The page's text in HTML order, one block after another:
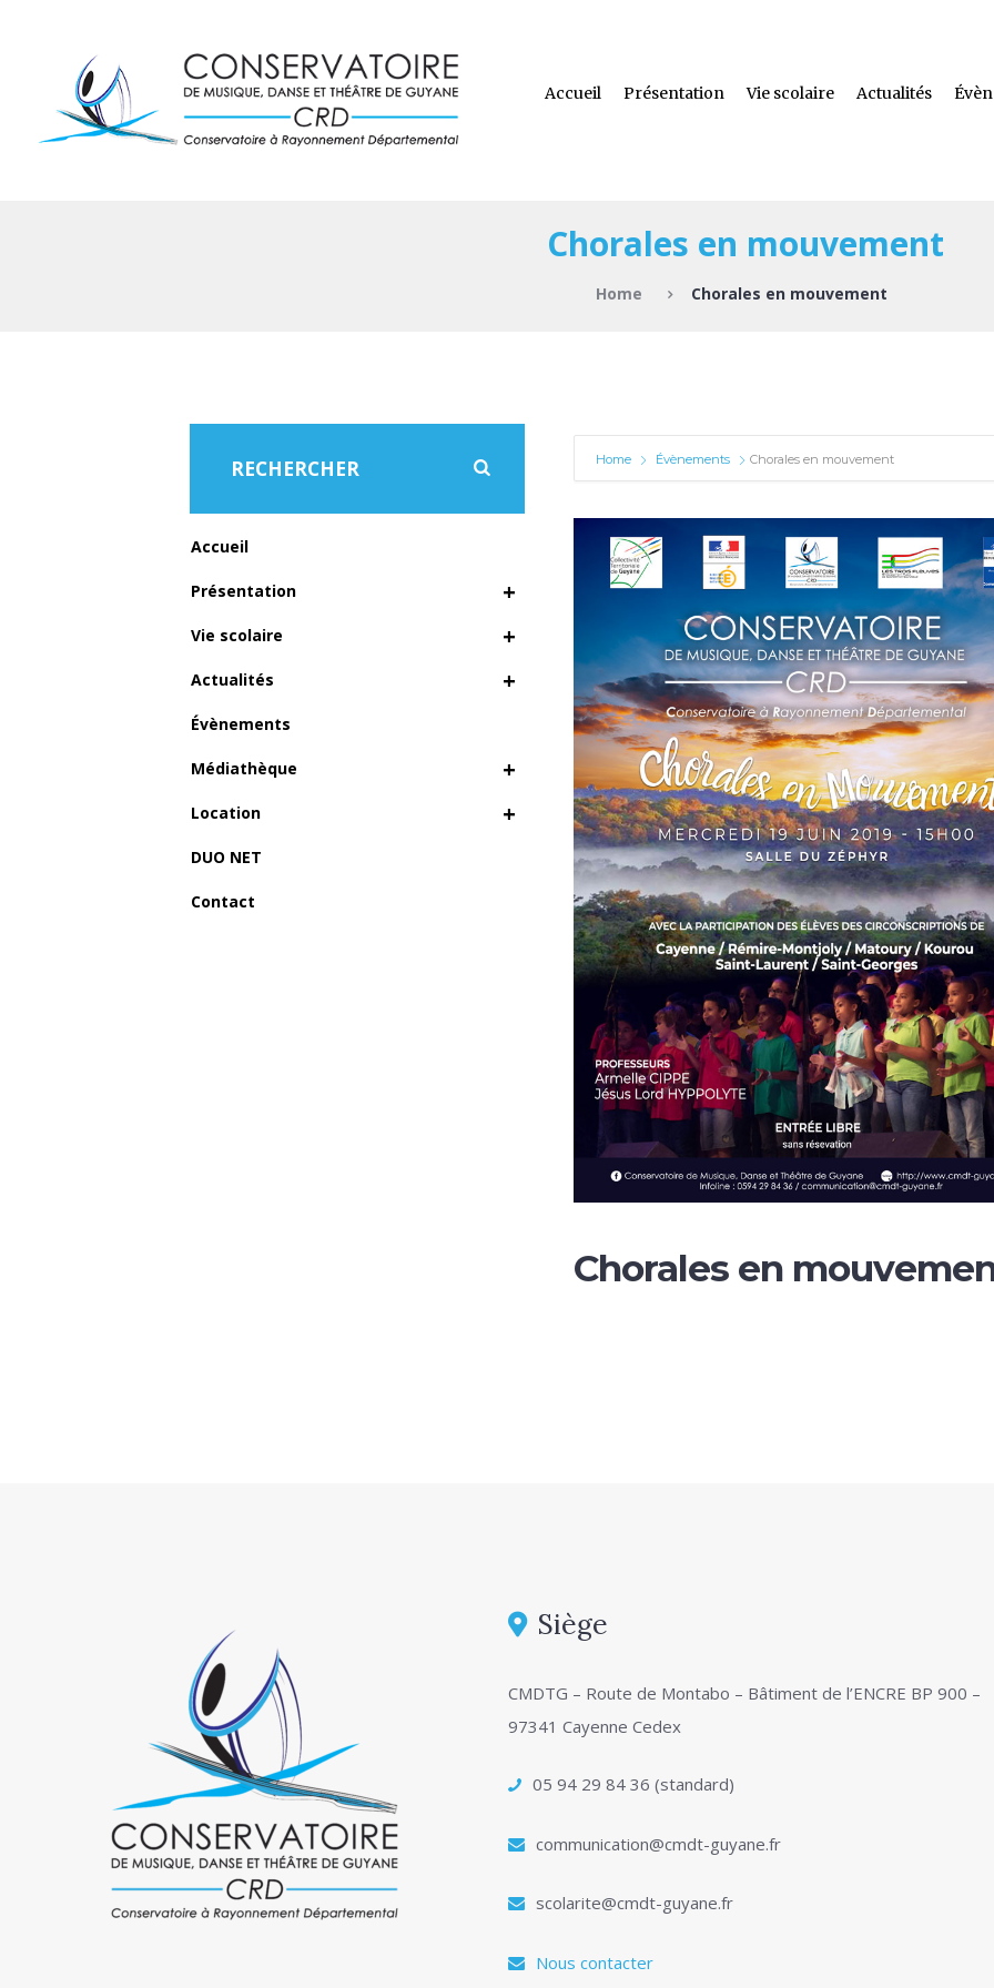
Accueil Présentation Vie scolaire Actualités
Chorales en mouvement
Home Chorales en mouvement
Home Évènements Chorales en mouvement
Chorales en
Accueil
+
Présentation
+
Vie scolaire
+
Actualités
Évènements
+
Médiathèque
+
Location
DUO NET
Contact
Siège
CMDTG – Route de Montabo – Bâtiment de l’ENCRE BP 900 –
97341 Cayenne Cedex
05 94 29 84 36 (standard)
communication@cmdt-guyane.fr
scolarite@cmdt-guyane.fr
Nous contacter